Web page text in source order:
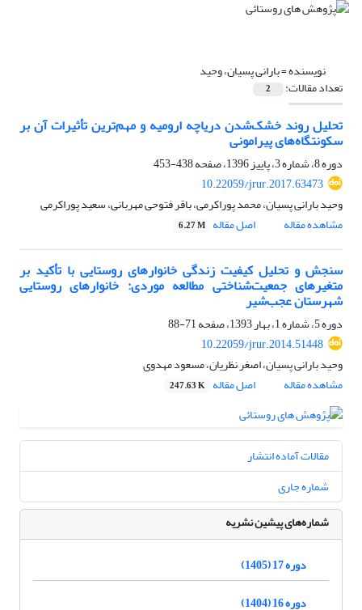
نویسنده =بارانی پسیان، وحید
تعداد مقالات: 2
تحلیل روند خشک‌شدن دریاچه ارومیه و مهم‌ترین تأثیرات آن بر
سکونتگاه‌های پیرامونی
دوره 8، شماره 3، پاییز 1396، صفحه
438-453
10.22059/jrur.2017.63473
وحید بارانی پسیان، محمد پوراکرمی، باقر فتوحی مهربانی، سعید پوراکرمی
مشاهده مقاله
اصل مقاله 6.27 M
سنجش و تحلیل کیفیت زندگی خانوارهای روستایی با تأکید بر
متغیرهای جمعیت‌شناختی مطالعه موردی: خانوارهای روستایی
شهرستان عجب‌شیر
دوره 5، شماره 1، بهار 1393، صفحه
71-88
10.22059/jrur.2014.51448
وحید بارانی پسیان، اصغر نظریان، مسعود مهدوی
مشاهده مقاله
اصل مقاله 247.63 K
مقالات آماده انتشار
شماره جاری
شماره‌های پیشین نشریه
دوره 17 (1405)
دوره 16 (1404)